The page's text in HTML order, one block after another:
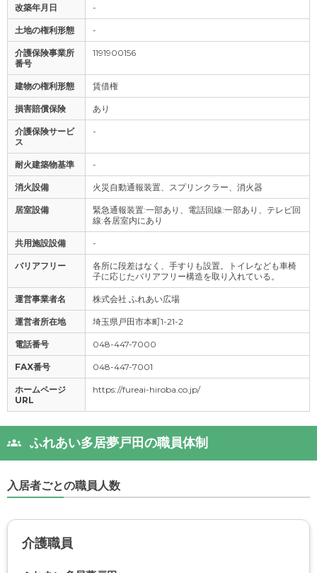
改築年月日 -
土地の権利形態 -
介護保険事業所
番号
1191900156
建物の権利形態 賃借権
損害賠償保険 あり
介護保険サービ
ス
-
耐火建築物基準 -
消火設備 火災自動通報装置、スプリンクラー、消火器
居室設備
緊急通報装置:一部あり、電話回線:一部あり、テレビ回
線:各居室内にあり
共用施設設備 -
バリアフリー
各所に段差はなく、手すりも設置。トイレなども車椅
子に応じたバリアフリー構造を取り入れている。
運営事業者名 株式会社 ふれあい広場
運営者所在地 埼玉県戸田市本町1-21-2
電話番号 048-447-7000
FAX番号 048-447-7001
ホームページ
URL
https://fureai-hiroba.co.jp/
ふれあい多居夢戸田の職員体制
入居者ごとの職員人数
介護職員